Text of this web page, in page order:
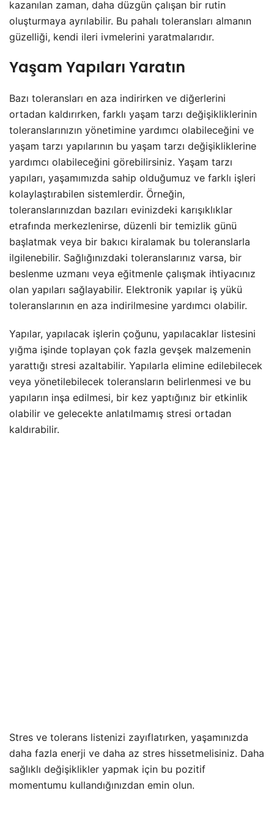
kazanılan zaman, daha düzgün çalışan bir rutin
oluşturmaya ayrılabilir. Bu pahalı toleransları almanın
güzelliği, kendi ileri ivmelerini yaratmalarıdır.
Yaşam Yapıları Yaratın
Bazı toleransları en aza indirirken ve diğerlerini
ortadan kaldırırken, farklı yaşam tarzı değişikliklerinin
toleranslarınızın yönetimine yardımcı olabileceğini ve
yaşam tarzı yapılarının bu yaşam tarzı değişikliklerine
yardımcı olabileceğini görebilirsiniz. Yaşam tarzı
yapıları, yaşamımızda sahip olduğumuz ve farklı işleri
kolaylaştırabilen sistemlerdir. Örneğin,
toleranslarınızdan bazıları evinizdeki karışıklıklar
etrafında merkezlenirse, düzenli bir temizlik günü
başlatmak veya bir bakıcı kiralamak bu toleranslarla
ilgilenebilir. Sağlığınızdaki toleranslarınız varsa, bir
beslenme uzmanı veya eğitmenle çalışmak ihtiyacınız
olan yapıları sağlayabilir. Elektronik yapılar iş yükü
toleranslarının en aza indirilmesine yardımcı olabilir.
Yapılar, yapılacak işlerin çoğunu, yapılacaklar listesini
yığma işinde toplayan çok fazla gevşek malzemenin
yarattığı stresi azaltabilir. Yapılarla elimine edilebilecek
veya yönetilebilecek toleransların belirlenmesi ve bu
yapıların inşa edilmesi, bir kez yaptığınız bir etkinlik
olabilir ve gelecekte anlatılmamış stresi ortadan
kaldırabilir.
Stres ve tolerans listenizi zayıflatırken, yaşamınızda
daha fazla enerji ve daha az stres hissetmelisiniz. Daha
sağlıklı değişiklikler yapmak için bu pozitif
momentumu kullandığınızdan emin olun.